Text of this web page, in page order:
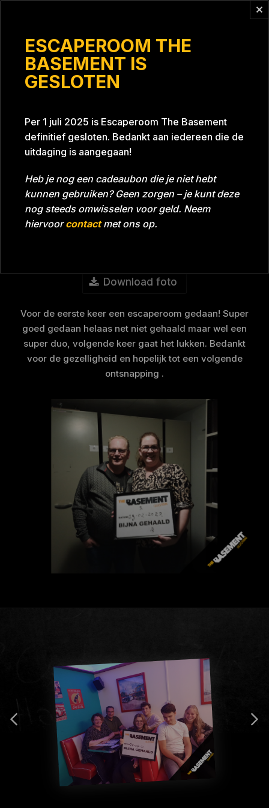
ESCAPEROOM THE
BASEMENT IS
GESLOTEN
Per 1 juli 2025 is Escaperoom The Basement
definitief gesloten. Bedankt aan iedereen die de
uitdaging is aangegaan!
Heb je nog een cadeaubon die je niet hebt
kunnen gebruiken? Geen zorgen – je kunt deze
nog steeds omwisselen voor geld. Neem
hiervoorcontactmet ons op.
Tijd Bijna gehaald Datum 19-02-2022
Room Project Blue 26A8
Download foto
Voor de eerste keer een escaperoom gedaan! Super
goed gedaan helaas net niet gehaald maar wel een
super duo, volgende keer gaat het lukken. Bedankt
voor de gezelligheid en hopelijk tot een volgende
ontsnapping .